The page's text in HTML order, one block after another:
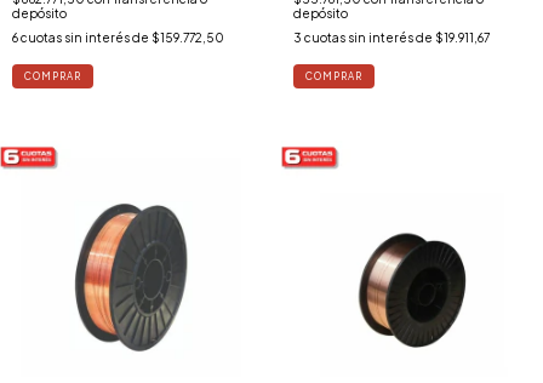
depósito
6cuotas sin interés de $159.772,50
depósito
3 cuotas sin interés de $19.911,67